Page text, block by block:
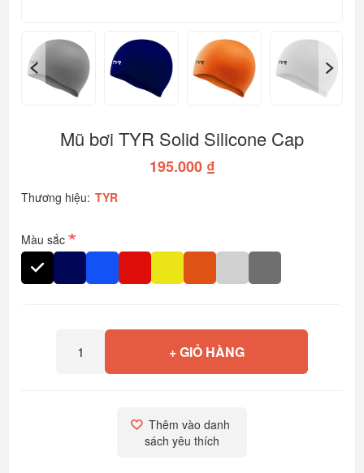
Mũ bơi TYR Solid Silicone Cap
195.000 ₫
Thương hiệu: TYR
Màu sắc*
+ GIỎ HÀNG
Thêm vào danh
sách yêu thích